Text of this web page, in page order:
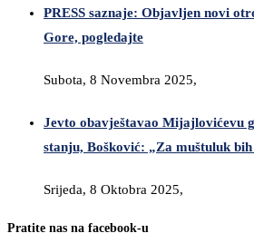
PRESS saznaje: Objavljen novi
Gore, pogledajte
Subota, 8 Novembra 2025,
Jevto obavještavao Mijajlovićevu
stanju, Bošković: „Za muštuluk
Srijeda, 8 Oktobra 2025,
Pratite nas na facebook-u